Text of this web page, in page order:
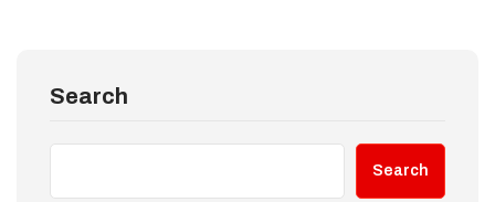
Search
Search